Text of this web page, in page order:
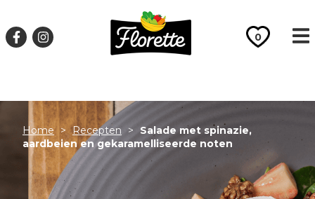
0
Home > Recepten >
Salade met spinazie,
aardbeien en gekaramelliseerde noten